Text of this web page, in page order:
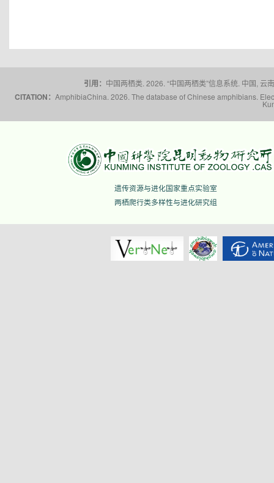
引用： 中国两栖类. 2026. “中国两栖类”信息系统. 中国,
CITATION： AmphibiaChina. 2026. The database of Chinese amphibians.
遗传资源与进化国家重点实验室
两栖爬行类多样性与进化研究组